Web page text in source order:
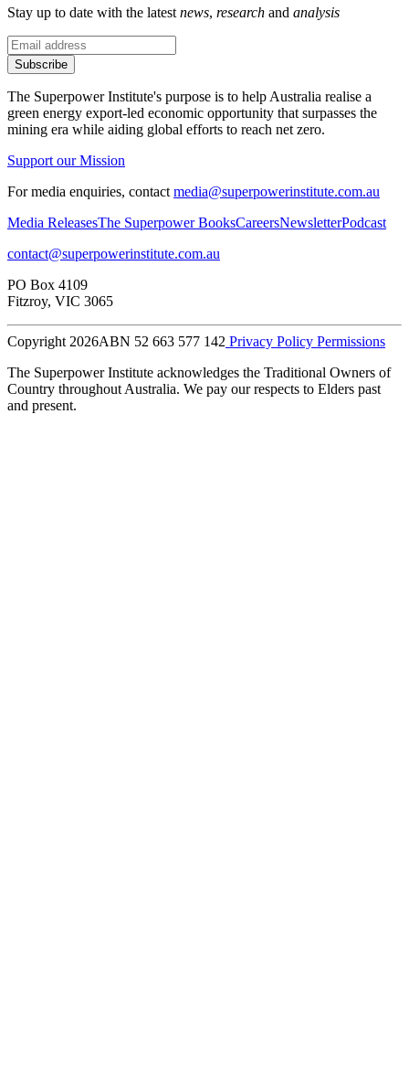
Stay up to date with the latest news, research and analysis
Subscribe
The Superpower Institute's purpose is to help Australia realise a
green energy export-led economic opportunity that surpasses the
mining era while aiding global efforts to reach net zero.​​​​‌ ‍ ​‍​‍‌‍ ‌ ​‍‌‍‍‌‌‍‌ ‌‍‍‌‌‍ ‍​‍​‍​ ‍‍​‍​‍‌ ​ ‌‍​‌‌‍ ‍‌‍‍‌‌ ‌​‌ ‍‌​‍ ‍‌‍‍‌‌‍ ​‍​‍​‍ ​​‍​‍‌‍‍​‌ ​‍‌‍‌‌‌‍‌‍​‍​‍​ ‍‍​‍​‍‌‍‍​‌ ‌​‌ ‌​‌ ​​​ ‍‍​‍ ​‍ ‌‍ ​‌‍ ‌‍​ ‌‍​‌‌‍ ​‌‍‍​‌‍ ‌ ​ ‌ ‌​​ ‍‍​ ​ ​ ​ ​ ​ ​ ​ ​‍ ‌‍‍‌‌‍ ‍‌ ‌​‌‍‌‌‌‍ ‍‌ ‌​​‍ ‌‍‌‌‌‍‌​‌‍‍‌‌ ‌​​‍ ‌‍ ‌‌‍ ‌‍‌​‌‍‌‌​ ‌‌ ​​‌ ​‍‌‍‌‌‌ ​ ‌‍‌‌‌‍ ‍‌ ‌​‌‍​‌‌ ‌​‌‍‍‌‌‍ ‌‍ ‍​ ‍ ‌‍‍‌‌‍‌​​ ‌​ ​‍​ ‌‍​ ‌‌​ ‌‍​ ​​‌‍‌‌​ ‍​​ ​​​‍ ‌​ ‌ ​ ‌​​ ‌‍​ ‌‌​‍ ‌​ ‌​​ ‍​​ ​ ​ ‍‌​‍ ‌​ ‍​​ ‌‍​ ​‍​ ‍‌​‍ ‌​ ‌‌​ ‌‌​ ‌ ​ ​‍‌‍‌‍​ ‍​​ ​‍​ ‍‌​ ‌‌​ ‍​​ ​​‌‍‌‌​ ‍ ‌ ‌​‌ ‍‌‌ ​​‌‍‌‌​ ‌‌ ​ ‌‍‌‌‌ ‌​‌ ‌​‌‍‍‌‌‍ ‍‌‍‌ ‌ ​ ​ ‍ ‌ ​​‌‍​‌‌ ‌​‌‍‍​​ ‌‌‍‌‍‌‍ ‌‍ ‌ ‌​‌‍‌‌‌ ​‍‌‌‌​‌‍‌‌‌ ‍​‌ ‌​​ ‌‍​‍‌‍​‌‌ ​ ‌‍‌‌‌‌‌‌‌ ​‍‌‍ ​​ ‌‌‍‍​‌ ‌​‌ ‌​‌ ​​​‍‌‌​ ​ ‌​​‌​‍‌‌​ ​‍‌​‌‍​‍‌‌​ ​‍‌​‌‍‌‍ ​‌‍ ‌‍​ ‌‍​‌‌‍ ​‌‍‍​‌‍ ‌ ​ ‌ ‌​​‍‌‌​ ​ ‌​​‌​ ​ ​ ​ ​ ​ ​ ​ ​‍‌‍‌‍‍‌‌‍‌​​ ‌​ ​‍​ ‌‍​ ‌‌​ ‌‍​ ​​‌‍‌‌​ ‍​​ ​​​‍ ‌​ ‌ ​ ‌​​ ‌‍​ ‌‌​‍ ‌​ ‌​​ ‍​​ ​ ​ ‍‌​‍ ‌​ ‍​​ ‌‍​ ​‍​ ‍‌​‍ ‌​ ‌‌​ ‌‌​ ‌ ​ ​‍‌‍‌‍​ ‍​​ ​‍​ ‍‌​ ‌‌​ ‍​​ ​​‌‍‌‌​‍‌‍‌ ‌​‌ ‍‌‌ ​​‌‍‌‌​ ‌‌ ​ ‌‍‌‌‌ ‌​‌ ‌​‌‍‍‌‌‍ ‍‌‍‌ ‌ ​ ​‍‌‍‌ ​​‌‍​‌‌ ‌​‌‍‍​​ ‌‌‍‌‍‌‍ ‌‍ ‌ ‌​‌‍‌‌‌ ​‍‌‌‌​‌‍‌‌‌ ‍​‌ ‌​​‍‌‍‌ ​​‌‍‌‌‌ ​‍‌ ​ ‌ ​​‌‍‌‌‌‍​ ‌ ‌​‌‍‍‌‌ ‌‍‌‍‌‌​ ‌‌ ​​‌ ‌‌‌‍​‍‌‍ ​‌‍‍‌‌ ​ ‌‍‍​‌‍‌‌‌‍‌​​‍​‍‌ ‌
Support our Mission
For media enquiries, contact media@superpowerinstitute.com.au
Media Releases​​​​‌ ‍ ​‍​‍‌‍ ‌ ​‍‌‍‍‌‌‍‌ ‌‍‍‌‌‍ ‍​‍​‍​ ‍‍​‍​‍‌ ​ ‌‍​‌‌‍ ‍‌‍‍‌‌ ‌​‌ ‍‌​‍ ‍‌‍‍‌‌‍ ​‍​‍​‍ ​​‍​‍‌‍‍​‌ ​‍‌‍‌‌‌‍‌‍​‍​‍​ ‍‍​‍​‍‌‍‍​‌ ‌​‌ ‌​‌ ​​​ ‍‍​‍ ​‍ ‌‍ ​‌‍ ‌‍​ ‌‍​‌‌‍ ​‌‍‍​‌‍ ‌ ​ ‌ ‌​​ ‍‍​ ​ ​ ​ ​ ​ ​ ​ ​‍ ‌‍‍‌‌‍ ‍‌ ‌​‌‍‌‌‌‍ ‍‌ ‌​​‍ ‌‍‌‌‌‍‌​‌‍‍‌‌ ‌​​‍ ‌‍ ‌‌‍ ‌‍‌​‌‍‌‌​ ‌‌ ​​‌ ​‍‌‍‌‌‌ ​ ‌‍‌‌‌‍ ‍‌ ‌​‌‍​‌‌ ‌​‌‍‍‌‌‍ ‌‍ ‍​ ‍ ‌‍‍‌‌‍‌​​ ‌​ ​‍​ ‌‍​ ‌‌​ ‌‍​ ​​‌‍‌‌​ ‍​​ ​​​‍ ‌​ ‌ ​ ‌​​ ‌‍​ ‌‌​‍ ‌​ ‌​​ ‍​​ ​ ​ ‍‌​‍ ‌​ ‍​​ ‌‍​ ​‍​ ‍‌​‍ ‌​ ‌‌​ ‌‌​ ‌ ​ ​‍‌‍‌‍​ ‍​​ ​‍​ ‍‌​ ‌‌​ ‍​​ ​​‌‍‌‌​ ‍ ‌ ‌​‌ ‍‌‌ ​​‌‍‌‌​ ‌‌ ​ ‌‍‌‌‌ ‌​‌ ‌​‌‍‍‌‌‍ ‍‌‍‌ ‌ ​ ​ ‍ ‌ ​​‌‍​‌‌ ‌​‌‍‍​​ ‌‌‍‌‍‌‍ ‌‍ ‌ ‌​‌‍‌‌‌ ​‍‌​ ‌‌‍‌‌‌‍ ‍‌ ‌‌‌​‍‌‌ ‌​‌‍‌‌‌‍ ‌‌ ​ ​‍‌‌​ ‌‌‌​​‍‌‌ ‌‍‍ ‌‍‌‌‌ ‍‌​‍‌‌​ ​ ‌​‌​​‍‌‌​ ​ ‌​‌​​‍‌‌​ ​‍​ ​‍‌‍​ ‌‍​‌​ ‌​​ ​​​ ‍‌‌‍‌​​ ​‍​ ‌‍‌‍​ ​ ‌ ‌‍‌‌​ ‌‌​‍‌‌​ ​‍​ ​‍​‍‌‌​ ‌‌‌​‌​​‍ ‍‌‍ ​‌‍​‌‌‍​‍‌‍‌‌‌‍ ​​ ‌‍​‍‌‍​‌‌ ​ ‌‍‌‌‌‌‌‌‌ ​‍‌‍ ​​ ‌‌‍‍​‌ ‌​‌ ‌​‌ ​​​‍‌‌​ ​ ‌​​‌​‍‌‌​ ​‍‌​‌‍​‍‌‌​ ​‍‌​‌‍‌‍ ​‌‍ ‌‍​ ‌‍​‌‌‍ ​‌‍‍​‌‍ ‌ ​ ‌ ‌​​‍‌‌​ ​ ‌​​‌​ ​ ​ ​ ​ ​ ​ ​ ​‍‌‍‌‍‍‌‌‍‌​​ ‌​ ​‍​ ‌‍​ ‌‌​ ‌‍​ ​​‌‍‌‌​ ‍​​ ​​​‍ ‌​ ‌ ​ ‌​​ ‌‍​ ‌‌​‍ ‌​ ‌​​ ‍​​ ​ ​ ‍‌​‍ ‌​ ‍​​ ‌‍​ ​‍​ ‍‌​‍ ‌​ ‌‌​ ‌‌​ ‌ ​ ​‍‌‍‌‍​ ‍​​ ​‍​ ‍‌​ ‌‌​ ‍​​ ​​‌‍‌‌​‍‌‍‌ ‌​‌ ‍‌‌ ​​‌‍‌‌​ ‌‌ ​ ‌‍‌‌‌ ‌​‌ ‌​‌‍‍‌‌‍ ‍‌‍‌ ‌ ​ ​‍‌‍‌ ​​‌‍​‌‌ ‌​‌‍‍​​ ‌‌‍‌‍‌‍ ‌‍ ‌ ‌​‌‍‌‌‌ ​‍‌​ ‌‌‍‌‌‌‍ ‍‌ ‌‌‌​‍‌‌ ‌​‌‍‌‌‌‍ ‌‌ ​ ​‍‌‌​ ‌‌‌​​‍‌‌ ‌‍‍ ‌‍‌‌‌ ‍‌​‍‌‌​ ​ ‌​‌​​‍‌‌​ ​ ‌​‌​​‍‌‌​ ​‍​ ​‍‌‍​ ‌‍​‌​ ‌​​ ​​​ ‍‌‌‍‌​​ ​‍​ ‌‍‌‍​ ​ ‌ ‌‍‌‌​ ‌‌​‍‌‌​ ​‍​ ​‍​‍‌‌​ ‌‌‌​‌​​‍ ‍‌‍ ​‌‍​‌‌‍​‍‌‍‌‌‌‍ ​​‍‌‍‌ ​​‌‍‌‌‌ ​‍‌ ​ ‌ ​​‌‍‌‌‌‍​ ‌ ‌​‌‍‍‌‌ ‌‍‌‍‌‌​ ‌‌ ​​‌ ‌‌‌‍​‍‌‍ ​‌‍‍‌‌ ​ ‌‍‍​‌‍‌‌‌‍‌​​‍​‍‌ ‌The Superpower Books​​​​‌ ‍ ​‍​‍‌‍ ‌ ​‍‌‍‍‌‌‍‌ ‌‍‍‌‌‍ ‍​‍​‍​ ‍‍​‍​‍‌ ​ ‌‍​‌‌‍ ‍‌‍‍‌‌ ‌​‌ ‍‌​‍ ‍‌‍‍‌‌‍ ​‍​‍​‍ ​​‍​‍‌‍‍​‌ ​‍‌‍‌‌‌‍‌‍​‍​‍​ ‍‍​‍​‍‌‍‍​‌ ‌​‌ ‌​‌ ​​​ ‍‍​‍ ​‍ ‌‍ ​‌‍ ‌‍​ ‌‍​‌‌‍ ​‌‍‍​‌‍ ‌ ​ ‌ ‌​​ ‍‍​ ​ ​ ​ ​ ​ ​ ​ ​‍ ‌‍‍‌‌‍ ‍‌ ‌​‌‍‌‌‌‍ ‍‌ ‌​​‍ ‌‍‌‌‌‍‌​‌‍‍‌‌ ‌​​‍ ‌‍ ‌‌‍ ‌‍‌​‌‍‌‌​ ‌‌ ​​‌ ​‍‌‍‌‌‌ ​ ‌‍‌‌‌‍ ‍‌ ‌​‌‍​‌‌ ‌​‌‍‍‌‌‍ ‌‍ ‍​ ‍ ‌‍‍‌‌‍‌​​ ‌​ ​‍​ ‌‍​ ‌‌​ ‌‍​ ​​‌‍‌‌​ ‍​​ ​​​‍ ‌​ ‌ ​ ‌​​ ‌‍​ ‌‌​‍ ‌​ ‌​​ ‍​​ ​ ​ ‍‌​‍ ‌​ ‍​​ ‌‍​ ​‍​ ‍‌​‍ ‌​ ‌‌​ ‌‌​ ‌ ​ ​‍‌‍‌‍​ ‍​​ ​‍​ ‍‌​ ‌‌​ ‍​​ ​​‌‍‌‌​ ‍ ‌ ‌​‌ ‍‌‌ ​​‌‍‌‌​ ‌‌ ​ ‌‍‌‌‌ ‌​‌ ‌​‌‍‍‌‌‍ ‍‌‍‌ ‌ ​ ​ ‍ ‌ ​​‌‍​‌‌ ‌​‌‍‍​​ ‌‌‍‌‍‌‍ ‌‍ ‌ ‌​‌‍‌‌‌ ​‍‌​ ‌‌‍‌‌‌‍ ‍‌ ‌‌‌​‍‌‌ ‌​‌‍‌‌‌‍ ‌‌ ​ ​‍‌‌​ ‌‌‌​​‍‌‌ ‌‍‍ ‌‍‌‌‌ ‍‌​‍‌‌​ ​ ‌​‌​​‍‌‌​ ​ ‌​‌​​‍‌‌​ ​‍​ ​‍​ ‌‍​ ‌ ​ ‌‌​ ​​​ ​‍​ ‌​‌‍‌​​ ‍​‌‍‌‌​ ‌‌‌‍‌‌​ ‍​​‍‌‌​ ​‍​ ​‍​‍‌‌​ ‌‌‌​‌​​‍ ‍‌‍ ​‌‍​‌‌‍​‍‌‍‌‌‌‍ ​​ ‌‍​‍‌‍​‌‌ ​ ‌‍‌‌‌‌‌‌‌ ​‍‌‍ ​​ ‌‌‍‍​‌ ‌​‌ ‌​‌ ​​​‍‌‌​ ​ ‌​​‌​‍‌‌​ ​‍‌​‌‍​‍‌‌​ ​‍‌​‌‍‌‍ ​‌‍ ‌‍​ ‌‍​‌‌‍ ​‌‍‍​‌‍ ‌ ​ ‌ ‌​​‍‌‌​ ​ ‌​​‌​ ​ ​ ​ ​ ​ ​ ​ ​‍‌‍‌‍‍‌‌‍‌​​ ‌​ ​‍​ ‌‍​ ‌‌​ ‌‍​ ​​‌‍‌‌​ ‍​​ ​​​‍ ‌​ ‌ ​ ‌​​ ‌‍​ ‌‌​‍ ‌​ ‌​​ ‍​​ ​ ​ ‍‌​‍ ‌​ ‍​​ ‌‍​ ​‍​ ‍‌​‍ ‌​ ‌‌​ ‌‌​ ‌ ​ ​‍‌‍‌‍​ ‍​​ ​‍​ ‍‌​ ‌‌​ ‍​​ ​​‌‍‌‌​‍‌‍‌ ‌​‌ ‍‌‌ ​​‌‍‌‌​ ‌‌ ​ ‌‍‌‌‌ ‌​‌ ‌​‌‍‍‌‌‍ ‍‌‍‌ ‌ ​ ​‍‌‍‌ ​​‌‍​‌‌ ‌​‌‍‍​​ ‌‌‍‌‍‌‍ ‌‍ ‌ ‌​‌‍‌‌‌ ​‍‌​ ‌‌‍‌‌‌‍ ‍‌ ‌‌‌​‍‌‌ ‌​‌‍‌‌‌‍ ‌‌ ​ ​‍‌‌​ ‌‌‌​​‍‌‌ ‌‍‍ ‌‍‌‌‌ ‍‌​‍‌‌​ ​ ‌​‌​​‍‌‌​ ​ ‌​‌​​‍‌‌​ ​‍​ ​‍​ ‌‍​ ‌ ​ ‌‌​ ​​​ ​‍​ ‌​‌‍‌​​ ‍​‌‍‌‌​ ‌‌‌‍‌‌​ ‍​​‍‌‌​ ​‍​ ​‍​‍‌‌​ ‌‌‌​‌​​‍ ‍‌‍ ​‌‍​‌‌‍​‍‌‍‌‌‌‍ ​​‍‌‍‌ ​​‌‍‌‌‌ ​‍‌ ​ ‌ ​​‌‍‌‌‌‍​ ‌ ‌​‌‍‍‌‌ ‌‍‌‍‌‌​ ‌‌ ​​‌ ‌‌‌‍​‍‌‍ ​‌‍‍‌‌ ​ ‌‍‍​‌‍‌‌‌‍‌​​‍​‍‌ ‌Careers​​​​‌ ‍ ​‍​‍‌‍ ‌ ​‍‌‍‍‌‌‍‌ ‌‍‍‌‌‍ ‍​‍​‍​ ‍‍​‍​‍‌ ​ ‌‍​‌‌‍ ‍‌‍‍‌‌ ‌​‌ ‍‌​‍ ‍‌‍‍‌‌‍ ​‍​‍​‍ ​​‍​‍‌‍‍​‌ ​‍‌‍‌‌‌‍‌‍​‍​‍​ ‍‍​‍​‍‌‍‍​‌ ‌​‌ ‌​‌ ​​​ ‍‍​‍ ​‍ ‌‍ ​‌‍ ‌‍​ ‌‍​‌‌‍ ​‌‍‍​‌‍ ‌ ​ ‌ ‌​​ ‍‍​ ​ ​ ​ ​ ​ ​ ​ ​‍ ‌‍‍‌‌‍ ‍‌ ‌​‌‍‌‌‌‍ ‍‌ ‌​​‍ ‌‍‌‌‌‍‌​‌‍‍‌‌ ‌​​‍ ‌‍ ‌‌‍ ‌‍‌​‌‍‌‌​ ‌‌ ​​‌ ​‍‌‍‌‌‌ ​ ‌‍‌‌‌‍ ‍‌ ‌​‌‍​‌‌ ‌​‌‍‍‌‌‍ ‌‍ ‍​ ‍ ‌‍‍‌‌‍‌​​ ‌​ ​‍​ ‌‍​ ‌‌​ ‌‍​ ​​‌‍‌‌​ ‍​​ ​​​‍ ‌​ ‌ ​ ‌​​ ‌‍​ ‌‌​‍ ‌​ ‌​​ ‍​​ ​ ​ ‍‌​‍ ‌​ ‍​​ ‌‍​ ​‍​ ‍‌​‍ ‌​ ‌‌​ ‌‌​ ‌ ​ ​‍‌‍‌‍​ ‍​​ ​‍​ ‍‌​ ‌‌​ ‍​​ ​​‌‍‌‌​ ‍ ‌ ‌​‌ ‍‌‌ ​​‌‍‌‌​ ‌‌ ​ ‌‍‌‌‌ ‌​‌ ‌​‌‍‍‌‌‍ ‍‌‍‌ ‌ ​ ​ ‍ ‌ ​​‌‍​‌‌ ‌​‌‍‍​​ ‌‌‍‌‍‌‍ ‌‍ ‌ ‌​‌‍‌‌‌ ​‍‌​ ‌‌‍‌‌‌‍ ‍‌ ‌‌‌​‍‌‌ ‌​‌‍‌‌‌‍ ‌‌ ​ ​‍‌‌​ ‌‌‌​​‍‌‌ ‌‍‍ ‌‍‌‌‌ ‍‌​‍‌‌​ ​ ‌​‌​​‍‌‌​ ​ ‌​‌​​‍‌‌​ ​‍​ ​‍‌‍‌‌​ ‌‌‌‍‌​​ ‌‍​ ‌ ‌‍‌​‌‍​‌​ ‌ ​ ‌ ​ ‌ ​ ​​‌‍​‌​‍‌‌​ ​‍​ ​‍​‍‌‌​ ‌‌‌​‌​​‍ ‍‌‍ ​‌‍​‌‌‍​‍‌‍‌‌‌‍ ​​ ‌‍​‍‌‍​‌‌ ​ ‌‍‌‌‌‌‌‌‌ ​‍‌‍ ​​ ‌‌‍‍​‌ ‌​‌ ‌​‌ ​​​‍‌‌​ ​ ‌​​‌​‍‌‌​ ​‍‌​‌‍​‍‌‌​ ​‍‌​‌‍‌‍ ​‌‍ ‌‍​ ‌‍​‌‌‍ ​‌‍‍​‌‍ ‌ ​ ‌ ‌​​‍‌‌​ ​ ‌​​‌​ ​ ​ ​ ​ ​ ​ ​ ​‍‌‍‌‍‍‌‌‍‌​​ ‌​ ​‍​ ‌‍​ ‌‌​ ‌‍​ ​​‌‍‌‌​ ‍​​ ​​​‍ ‌​ ‌ ​ ‌​​ ‌‍​ ‌‌​‍ ‌​ ‌​​ ‍​​ ​ ​ ‍‌​‍ ‌​ ‍​​ ‌‍​ ​‍​ ‍‌​‍ ‌​ ‌‌​ ‌‌​ ‌ ​ ​‍‌‍‌‍​ ‍​​ ​‍​ ‍‌​ ‌‌​ ‍​​ ​​‌‍‌‌​‍‌‍‌ ‌​‌ ‍‌‌ ​​‌‍‌‌​ ‌‌ ​ ‌‍‌‌‌ ‌​‌ ‌​‌‍‍‌‌‍ ‍‌‍‌ ‌ ​ ​‍‌‍‌ ​​‌‍​‌‌ ‌​‌‍‍​​ ‌‌‍‌‍‌‍ ‌‍ ‌ ‌​‌‍‌‌‌ ​‍‌​ ‌‌‍‌‌‌‍ ‍‌ ‌‌‌​‍‌‌ ‌​‌‍‌‌‌‍ ‌‌ ​ ​‍‌‌​ ‌‌‌​​‍‌‌ ‌‍‍ ‌‍‌‌‌ ‍‌​‍‌‌​ ​ ‌​‌​​‍‌‌​ ​ ‌​‌​​‍‌‌​ ​‍​ ​‍‌‍‌‌​ ‌‌‌‍‌​​ ‌‍​ ‌ ‌‍‌​‌‍​‌​ ‌ ​ ‌ ​ ‌ ​ ​​‌‍​‌​‍‌‌​ ​‍​ ​‍​‍‌‌​ ‌‌‌​‌​​‍ ‍‌‍ ​‌‍​‌‌‍​‍‌‍‌‌‌‍ ​​‍‌‍‌ ​​‌‍‌‌‌ ​‍‌ ​ ‌ ​​‌‍‌‌‌‍​ ‌ ‌​‌‍‍‌‌ ‌‍‌‍‌‌​ ‌‌ ​​‌ ‌‌‌‍​‍‌‍ ​‌‍‍‌‌ ​ ‌‍‍​‌‍‌‌‌‍‌​​‍​‍‌ ‌Newsletter​​​​‌ ‍ ​‍​‍‌‍ ‌ ​‍‌‍‍‌‌‍‌ ‌‍‍‌‌‍ ‍​‍​‍​ ‍‍​‍​‍‌ ​ ‌‍​‌‌‍ ‍‌‍‍‌‌ ‌​‌ ‍‌​‍ ‍‌‍‍‌‌‍ ​‍​‍​‍ ​​‍​‍‌‍‍​‌ ​‍‌‍‌‌‌‍‌‍​‍​‍​ ‍‍​‍​‍‌‍‍​‌ ‌​‌ ‌​‌ ​​​ ‍‍​‍ ​‍ ‌‍ ​‌‍ ‌‍​ ‌‍​‌‌‍ ​‌‍‍​‌‍ ‌ ​ ‌ ‌​​ ‍‍​ ​ ​ ​ ​ ​ ​ ​ ​‍ ‌‍‍‌‌‍ ‍‌ ‌​‌‍‌‌‌‍ ‍‌ ‌​​‍ ‌‍‌‌‌‍‌​‌‍‍‌‌ ‌​​‍ ‌‍ ‌‌‍ ‌‍‌​‌‍‌‌​ ‌‌ ​​‌ ​‍‌‍‌‌‌ ​ ‌‍‌‌‌‍ ‍‌ ‌​‌‍​‌‌ ‌​‌‍‍‌‌‍ ‌‍ ‍​ ‍ ‌‍‍‌‌‍‌​​ ‌​ ​‍​ ‌‍​ ‌‌​ ‌‍​ ​​‌‍‌‌​ ‍​​ ​​​‍ ‌​ ‌ ​ ‌​​ ‌‍​ ‌‌​‍ ‌​ ‌​​ ‍​​ ​ ​ ‍‌​‍ ‌​ ‍​​ ‌‍​ ​‍​ ‍‌​‍ ‌​ ‌‌​ ‌‌​ ‌ ​ ​‍‌‍‌‍​ ‍​​ ​‍​ ‍‌​ ‌‌​ ‍​​ ​​‌‍‌‌​ ‍ ‌ ‌​‌ ‍‌‌ ​​‌‍‌‌​ ‌‌ ​ ‌‍‌‌‌ ‌​‌ ‌​‌‍‍‌‌‍ ‍‌‍‌ ‌ ​ ​ ‍ ‌ ​​‌‍​‌‌ ‌​‌‍‍​​ ‌‌‍‌‍‌‍ ‌‍ ‌ ‌​‌‍‌‌‌ ​‍‌​ ‌‌‍‌‌‌‍ ‍‌ ‌‌‌​‍‌‌ ‌​‌‍‌‌‌‍ ‌‌ ​ ​‍‌‌​ ‌‌‌​​‍‌‌ ‌‍‍ ‌‍‌‌‌ ‍‌​‍‌‌​ ​ ‌​‌​​‍‌‌​ ​ ‌​‌​​‍‌‌​ ​‍​ ​‍​ ​‍‌‍​‍​ ​​​ ​ ​ ‍‌​ ​‍‌‍​‌​ ‍​‌‍​‌​ ‌ ​ ​​‌‍‌‍​‍‌‌​ ​‍​ ​‍​‍‌‌​ ‌‌‌​‌​​‍ ‍‌‍ ​‌‍​‌‌‍​‍‌‍‌‌‌‍ ​​ ‌‍​‍‌‍​‌‌ ​ ‌‍‌‌‌‌‌‌‌ ​‍‌‍ ​​ ‌‌‍‍​‌ ‌​‌ ‌​‌ ​​​‍‌‌​ ​ ‌​​‌​‍‌‌​ ​‍‌​‌‍​‍‌‌​ ​‍‌​‌‍‌‍ ​‌‍ ‌‍​ ‌‍​‌‌‍ ​‌‍‍​‌‍ ‌ ​ ‌ ‌​​‍‌‌​ ​ ‌​​‌​ ​ ​ ​ ​ ​ ​ ​ ​‍‌‍‌‍‍‌‌‍‌​​ ‌​ ​‍​ ‌‍​ ‌‌​ ‌‍​ ​​‌‍‌‌​ ‍​​ ​​​‍ ‌​ ‌ ​ ‌​​ ‌‍​ ‌‌​‍ ‌​ ‌​​ ‍​​ ​ ​ ‍‌​‍ ‌​ ‍​​ ‌‍​ ​‍​ ‍‌​‍ ‌​ ‌‌​ ‌‌​ ‌ ​ ​‍‌‍‌‍​ ‍​​ ​‍​ ‍‌​ ‌‌​ ‍​​ ​​‌‍‌‌​‍‌‍‌ ‌​‌ ‍‌‌ ​​‌‍‌‌​ ‌‌ ​ ‌‍‌‌‌ ‌​‌ ‌​‌‍‍‌‌‍ ‍‌‍‌ ‌ ​ ​‍‌‍‌ ​​‌‍​‌‌ ‌​‌‍‍​​ ‌‌‍‌‍‌‍ ‌‍ ‌ ‌​‌‍‌‌‌ ​‍‌​ ‌‌‍‌‌‌‍ ‍‌ ‌‌‌​‍‌‌ ‌​‌‍‌‌‌‍ ‌‌ ​ ​‍‌‌​ ‌‌‌​​‍‌‌ ‌‍‍ ‌‍‌‌‌ ‍‌​‍‌‌​ ​ ‌​‌​​‍‌‌​ ​ ‌​‌​​‍‌‌​ ​‍​ ​‍​ ​‍‌‍​‍​ ​​​ ​ ​ ‍‌​ ​‍‌‍​‌​ ‍​‌‍​‌​ ‌ ​ ​​‌‍‌‍​‍‌‌​ ​‍​ ​‍​‍‌‌​ ‌‌‌​‌​​‍ ‍‌‍ ​‌‍​‌‌‍​‍‌‍‌‌‌‍ ​​‍‌‍‌ ​​‌‍‌‌‌ ​‍‌ ​ ‌ ​​‌‍‌‌‌‍​ ‌ ‌​‌‍‍‌‌ ‌‍‌‍‌‌​ ‌‌ ​​‌ ‌‌‌‍​‍‌‍ ​‌‍‍‌‌ ​ ‌‍‍​‌‍‌‌‌‍‌​​‍​‍‌ ‌Podcast​​​​‌ ‍ ​‍​‍‌‍ ‌ ​‍‌‍‍‌‌‍‌ ‌‍‍‌‌‍ ‍​‍​‍​ ‍‍​‍​‍‌ ​ ‌‍​‌‌‍ ‍‌‍‍‌‌ ‌​‌ ‍‌​‍ ‍‌‍‍‌‌‍ ​‍​‍​‍ ​​‍​‍‌‍‍​‌ ​‍‌‍‌‌‌‍‌‍​‍​‍​ ‍‍​‍​‍‌‍‍​‌ ‌​‌ ‌​‌ ​​​ ‍‍​‍ ​‍ ‌‍ ​‌‍ ‌‍​ ‌‍​‌‌‍ ​‌‍‍​‌‍ ‌ ​ ‌ ‌​​ ‍‍​ ​ ​ ​ ​ ​ ​ ​ ​‍ ‌‍‍‌‌‍ ‍‌ ‌​‌‍‌‌‌‍ ‍‌ ‌​​‍ ‌‍‌‌‌‍‌​‌‍‍‌‌ ‌​​‍ ‌‍ ‌‌‍ ‌‍‌​‌‍‌‌​ ‌‌ ​​‌ ​‍‌‍‌‌‌ ​ ‌‍‌‌‌‍ ‍‌ ‌​‌‍​‌‌ ‌​‌‍‍‌‌‍ ‌‍ ‍​ ‍ ‌‍‍‌‌‍‌​​ ‌​ ​‍​ ‌‍​ ‌‌​ ‌‍​ ​​‌‍‌‌​ ‍​​ ​​​‍ ‌​ ‌ ​ ‌​​ ‌‍​ ‌‌​‍ ‌​ ‌​​ ‍​​ ​ ​ ‍‌​‍ ‌​ ‍​​ ‌‍​ ​‍​ ‍‌​‍ ‌​ ‌‌​ ‌‌​ ‌ ​ ​‍‌‍‌‍​ ‍​​ ​‍​ ‍‌​ ‌‌​ ‍​​ ​​‌‍‌‌​ ‍ ‌ ‌​‌ ‍‌‌ ​​‌‍‌‌​ ‌‌ ​ ‌‍‌‌‌ ‌​‌ ‌​‌‍‍‌‌‍ ‍‌‍‌ ‌ ​ ​ ‍ ‌ ​​‌‍​‌‌ ‌​‌‍‍​​ ‌‌‍‌‍‌‍ ‌‍ ‌ ‌​‌‍‌‌‌ ​‍‌​ ‌‌‍‌‌‌‍ ‍‌ ‌‌‌​‍‌‌ ‌​‌‍‌‌‌‍ ‌‌ ​ ​‍‌‌​ ‌‌‌​​‍‌‌ ‌‍‍ ‌‍‌‌‌ ‍‌​‍‌‌​ ​ ‌​‌​​‍‌‌​ ​ ‌​‌​​‍‌‌​ ​‍​ ​‍​ ‌‍‌‍‌‌​ ‍​​ ​ ​ ​​​ ‍‌​ ‌​​ ​​​ ​‍‌‍‌‍‌‍​ ​ ​‍​‍‌‌​ ​‍​ ​‍​‍‌‌​ ‌‌‌​‌​​‍ ‍‌‍ ​‌‍​‌‌‍​‍‌‍‌‌‌‍ ​​ ‌‍​‍‌‍​‌‌ ​ ‌‍‌‌‌‌‌‌‌ ​‍‌‍ ​​ ‌‌‍‍​‌ ‌​‌ ‌​‌ ​​​‍‌‌​ ​ ‌​​‌​‍‌‌​ ​‍‌​‌‍​‍‌‌​ ​‍‌​‌‍‌‍ ​‌‍ ‌‍​ ‌‍​‌‌‍ ​‌‍‍​‌‍ ‌ ​ ‌ ‌​​‍‌‌​ ​ ‌​​‌​ ​ ​ ​ ​ ​ ​ ​ ​‍‌‍‌‍‍‌‌‍‌​​ ‌​ ​‍​ ‌‍​ ‌‌​ ‌‍​ ​​‌‍‌‌​ ‍​​ ​​​‍ ‌​ ‌ ​ ‌​​ ‌‍​ ‌‌​‍ ‌​ ‌​​ ‍​​ ​ ​ ‍‌​‍ ‌​ ‍​​ ‌‍​ ​‍​ ‍‌​‍ ‌​ ‌‌​ ‌‌​ ‌ ​ ​‍‌‍‌‍​ ‍​​ ​‍​ ‍‌​ ‌‌​ ‍​​ ​​‌‍‌‌​‍‌‍‌ ‌​‌ ‍‌‌ ​​‌‍‌‌​ ‌‌ ​ ‌‍‌‌‌ ‌​‌ ‌​‌‍‍‌‌‍ ‍‌‍‌ ‌ ​ ​‍‌‍‌ ​​‌‍​‌‌ ‌​‌‍‍​​ ‌‌‍‌‍‌‍ ‌‍ ‌ ‌​‌‍‌‌‌ ​‍‌​ ‌‌‍‌‌‌‍ ‍‌ ‌‌‌​‍‌‌ ‌​‌‍‌‌‌‍ ‌‌ ​ ​‍‌‌​ ‌‌‌​​‍‌‌ ‌‍‍ ‌‍‌‌‌ ‍‌​‍‌‌​ ​ ‌​‌​​‍‌‌​ ​ ‌​‌​​‍‌‌​ ​‍​ ​‍​ ‌‍‌‍‌‌​ ‍​​ ​ ​ ​​​ ‍‌​ ‌​​ ​​​ ​‍‌‍‌‍‌‍​ ​ ​‍​‍‌‌​ ​‍​ ​‍​‍‌‌​ ‌‌‌​‌​​‍ ‍‌‍ ​‌‍​‌‌‍​‍‌‍‌‌‌‍ ​​‍‌‍‌ ​​‌‍‌‌‌ ​‍‌ ​ ‌ ​​‌‍‌‌‌‍​ ‌ ‌​‌‍‍‌‌ ‌‍‌‍‌‌​ ‌‌ ​​‌ ‌‌‌‍​‍‌‍ ​‌‍‍‌‌ ​ ‌‍‍​‌‍‌‌‌‍‌​​‍​‍‌ ‌
contact@superpowerinstitute.com.au
PO Box 4109
Fitzroy, VIC 3065
Copyright 2026ABN 52 663 577 142 Privacy Policy Permissions
The Superpower Institute acknowledges the Traditional Owners of
Country throughout Australia. We pay our respects to Elders past
and present.​​​​‌ ‍ ​‍​‍‌‍ ‌ ​‍‌‍‍‌‌‍‌ ‌‍‍‌‌‍ ‍​‍​‍​ ‍‍​‍​‍‌ ​ ‌‍​‌‌‍ ‍‌‍‍‌‌ ‌​‌ ‍‌​‍ ‍‌‍‍‌‌‍ ​‍​‍​‍ ​​‍​‍‌‍‍​‌ ​‍‌‍‌‌‌‍‌‍​‍​‍​ ‍‍​‍​‍‌‍‍​‌ ‌​‌ ‌​‌ ​​​ ‍‍​‍ ​‍ ‌‍ ​‌‍ ‌‍​ ‌‍​‌‌‍ ​‌‍‍​‌‍ ‌ ​ ‌ ‌​​ ‍‍​ ​ ​ ​ ​ ​ ​ ​ ​‍ ‌‍‍‌‌‍ ‍‌ ‌​‌‍‌‌‌‍ ‍‌ ‌​​‍ ‌‍‌‌‌‍‌​‌‍‍‌‌ ‌​​‍ ‌‍ ‌‌‍ ‌‍‌​‌‍‌‌​ ‌‌ ​​‌ ​‍‌‍‌‌‌ ​ ‌‍‌‌‌‍ ‍‌ ‌​‌‍​‌‌ ‌​‌‍‍‌‌‍ ‌‍ ‍​ ‍ ‌‍‍‌‌‍‌​​ ‌​ ​‍​ ‌‍​ ‌‌​ ‌‍​ ​​‌‍‌‌​ ‍​​ ​​​‍ ‌​ ‌ ​ ‌​​ ‌‍​ ‌‌​‍ ‌​ ‌​​ ‍​​ ​ ​ ‍‌​‍ ‌​ ‍​​ ‌‍​ ​‍​ ‍‌​‍ ‌​ ‌‌​ ‌‌​ ‌ ​ ​‍‌‍‌‍​ ‍​​ ​‍​ ‍‌​ ‌‌​ ‍​​ ​​‌‍‌‌​ ‍ ‌ ‌​‌ ‍‌‌ ​​‌‍‌‌​ ‌‌ ​ ‌‍‌‌‌ ‌​‌ ‌​‌‍‍‌‌‍ ‍‌‍‌ ‌ ​ ​ ‍ ‌ ​​‌‍​‌‌ ‌​‌‍‍​​ ‌‌‍​‌‌‍​ ‌‍‍ ‌‍ ‍‌‍ ‌ ‌ ‌‍ ​‌‍‌‌‌‍‌​‌‍‌ ‌‍‌‌‌‍ ‌‌‍‌‌‌‍ ‍‌ ‌​​ ‌‍​‍‌‍​‌‌ ​ ‌‍‌‌‌‌‌‌‌ ​‍‌‍ ​​ ‌‌‍‍​‌ ‌​‌ ‌​‌ ​​​‍‌‌​ ​ ‌​​‌​‍‌‌​ ​‍‌​‌‍​‍‌‌​ ​‍‌​‌‍‌‍ ​‌‍ ‌‍​ ‌‍​‌‌‍ ​‌‍‍​‌‍ ‌ ​ ‌ ‌​​‍‌‌​ ​ ‌​​‌​ ​ ​ ​ ​ ​ ​ ​ ​‍‌‍‌‍‍‌‌‍‌​​ ‌​ ​‍​ ‌‍​ ‌‌​ ‌‍​ ​​‌‍‌‌​ ‍​​ ​​​‍ ‌​ ‌ ​ ‌​​ ‌‍​ ‌‌​‍ ‌​ ‌​​ ‍​​ ​ ​ ‍‌​‍ ‌​ ‍​​ ‌‍​ ​‍​ ‍‌​‍ ‌​ ‌‌​ ‌‌​ ‌ ​ ​‍‌‍‌‍​ ‍​​ ​‍​ ‍‌​ ‌‌​ ‍​​ ​​‌‍‌‌​‍‌‍‌ ‌​‌ ‍‌‌ ​​‌‍‌‌​ ‌‌ ​ ‌‍‌‌‌ ‌​‌ ‌​‌‍‍‌‌‍ ‍‌‍‌ ‌ ​ ​‍‌‍‌ ​​‌‍​‌‌ ‌​‌‍‍​​ ‌‌‍​‌‌‍​ ‌‍‍ ‌‍ ‍‌‍ ‌ ‌ ‌‍ ​‌‍‌‌‌‍‌​‌‍‌ ‌‍‌‌‌‍ ‌‌‍‌‌‌‍ ‍‌ ‌​​‍‌‍‌ ​​‌‍‌‌‌ ​‍‌ ​ ‌ ​​‌‍‌‌‌‍​ ‌ ‌​‌‍‍‌‌ ‌‍‌‍‌‌​ ‌‌ ​​‌ ‌‌‌‍​‍‌‍ ​‌‍‍‌‌ ​ ‌‍‍​‌‍‌‌‌‍‌​​‍​‍‌ ‌